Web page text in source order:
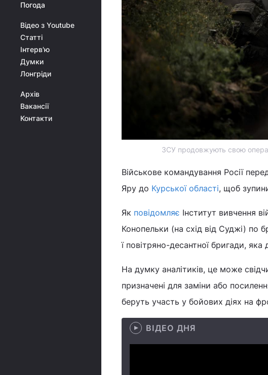
Погода
Відео з Youtube
Статті
Інтерв'ю
Думки
Лонгріди
Архів
Вакансії
Контакти
ЗСУ продовжують свою
Військове командування Росії
Яру до Курської області, щоб
Як повідомляє Інститут вивчення
Конопельки (на схід від Суджі) по
ї повітряно-десантної бригади,
На думку аналітиків, це може
призначені для заміни або
беруть участь у бойових діях на
ВІДЕО ДНЯ